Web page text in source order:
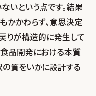
いという点です。結果
かかわらず、意思決定
りが構造的に発生して
食品開発における本質
の質をいかに設計する